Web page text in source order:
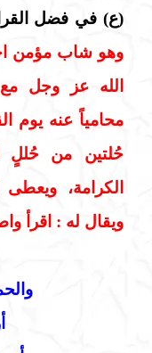
(ع) في فضل
وهو شاب مؤمن
الله عز وجل مع
محامياً عنه يوم
حُلتين من حُللٍ
الكرامة،
ويقال له : اقرأ